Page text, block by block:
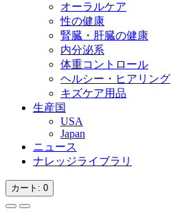
オーラルケア
性の健康
腎臓・肝臓の健康
内分泌系
体重コントロール
ヘルシー・ヒアリング
キズケア用品
生産国
USA
Japan
ニュース
ナレッジライブラリ
カート : 0